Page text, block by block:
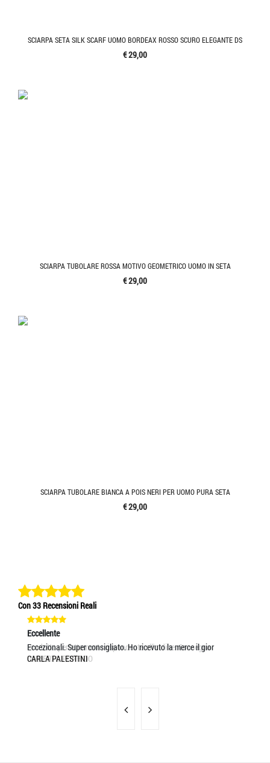
SCIARPA SETA SILK SCARF UOMO BORDEAX ROSSO SCURO ELEGANTE DS
€ 29,00
SCIARPA TUBOLARE ROSSA MOTIVO GEOMETRICO UOMO IN SETA
€ 29,00
SCIARPA TUBOLARE BIANCA A POIS NERI PER UOMO PURA SETA
€ 29,00
Con 33 Recensioni Reali
Eccellente
Prodotto perfettamente rispondente all'ordine. Consegna
UMBERTO PORFIDO
Eccellente
Eccezionali. Super consigliato. Ho ricevuto la merce il gior
CARLA PALESTINI